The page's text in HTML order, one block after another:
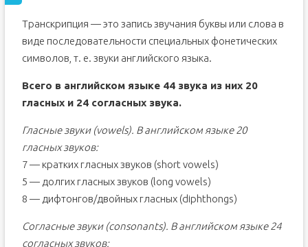
Транскрипция — это запись звучания буквы или слова в
виде последовательности специальных фонетических
символов, т. е. звуки английского языка.
Всего в английском языке 44 звука из них 20
гласных и 24 согласных звука.
Гласные звуки (vowels). В английском языке 20
гласных звуков:
7 — кратких гласных звуков (short vowels)
5 — долгих гласных звуков (long vowels)
8 — дифтонгов/двойных гласных (diphthongs)
Согласные звуки (consonants). В английском языке 24
согласных звуков: